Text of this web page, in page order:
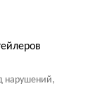
нарушений,